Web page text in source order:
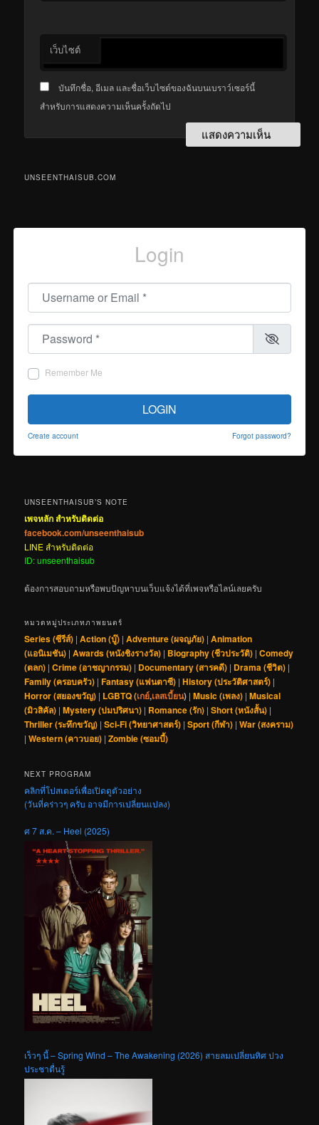
เว็บไซต์
บันทึกชื่อ, อีเมล และชื่อเว็บไซต์ของฉันบนเบราว์เซอร์นี้
สำหรับการแสดงความเห็นครั้งถัดไป
UNSEENTHAISUB.COM
Login
Username or Email
Password
Remember Me
LOGIN
Create account Forgot password?
UNSEENTHAISUB’S NOTE
เพจหลัก สำหรับติดต่อ
facebook.com/unseenthaisub
LINE สำหรับติดต่อ
ID: unseenthaisub
ต้องการสอบถามหรือพบปัญหาบนเว็บแจ้งได้ที่เพจหรือไลน์เลยครับ
หมวดหมู่ประเภทภาพยนตร์
Series (ซีรีส์) |Action (บู๊) |Adventure (ผจญภัย) |Animation
(แอนิเมชัน) |Awards (หนังชิงรางวัล) | Biography (ชีวประวัติ) |Comedy
(ตลก) |Crime (อาชญากรรม) | Documentary (สารคดี) | Drama (ชีวิต) |
Family (ครอบครัว) |Fantasy (แฟนตาซี) |History (ประวัติศาสตร์) |
Horror (สยองขวัญ) | LGBTQ (เกย์,เลสเบี้ยน) |Music (เพลง) |Musical
(มิวสิคัล) |Mystery (ปมปริศนา) | Romance (รัก) |Short (หนังสั้น) |
Thriller (ระทึกขวัญ) |Sci-Fi (วิทยาศาสตร์) |Sport (กีฬา) |War (สงคราม)
|Western (คาวบอย) |Zombie (ซอมบี้)
NEXT PROGRAM
คลิกที่โปสเตอร์เพื่อเปิดดูตัวอย่าง
(วันที่คร่าวๆ ครับ อาจมีการเปลี่ยนแปลง)
ศ 7 ส.ค. – Heel (2025)
เร็วๆ นี้ – Spring Wind – The Awakening (2026) สายลมเปลี่ยนทิศ ปวง
ประชาตื่นรู้